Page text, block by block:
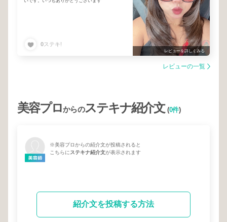
0ステキ!
レビューを詳しくみる
レビューの一覧
美容プロからのステキナ紹介文(0件)
※美容プロからの紹介文が投稿されると
こちらにステキナ紹介文が表示されます
紹介文を投稿する方法